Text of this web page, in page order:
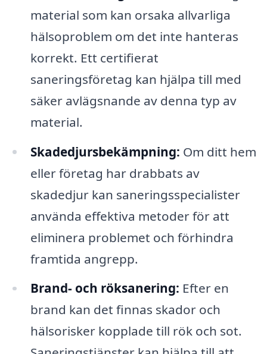
material som kan orsaka allvarliga
hälsoproblem om det inte hanteras
korrekt. Ett certifierat
saneringsföretag kan hjälpa till med
säker avlägsnande av denna typ av
material.
Skadedjursbekämpning: Om ditt hem
eller företag har drabbats av
skadedjur kan saneringsspecialister
använda effektiva metoder för att
eliminera problemet och förhindra
framtida angrepp.
Brand- och röksanering: Efter en
brand kan det finnas skador och
hälsorisker kopplade till rök och sot.